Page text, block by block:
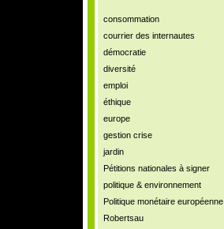
consommation
courrier des internautes
démocratie
diversité
emploi
éthique
europe
gestion crise
jardin
Pétitions nationales à signer
politique & environnement
Politique monétaire européenne
Robertsau